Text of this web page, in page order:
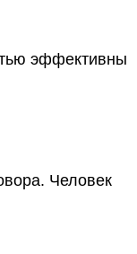
эффективны
Человек